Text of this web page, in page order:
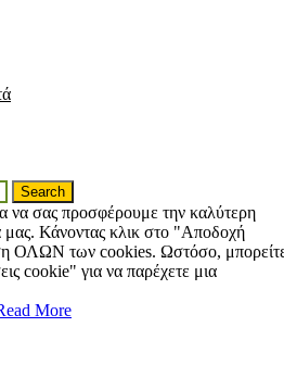
Search
να σας προσφέρουμε την καλύτερη
μας. Κάνοντας κλικ στο "Αποδοχή
ΟΛΩΝ των cookies. Ωστόσο,
cookie" για να παρέχετε μια
More